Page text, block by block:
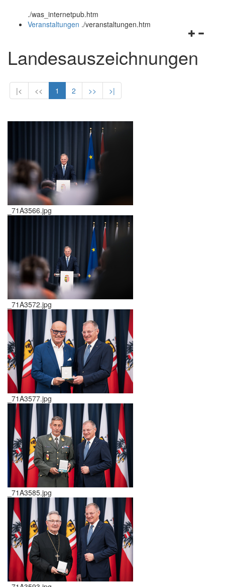
und
schließen
./was_internetpub.htm
und
schließen
Veranstaltungen ./veranstaltungen.htm
Landesauszeichnungen
|< << 1 2 >> >|
_71A3566.jpg
_71A3572.jpg
_71A3577.jpg
_71A3585.jpg